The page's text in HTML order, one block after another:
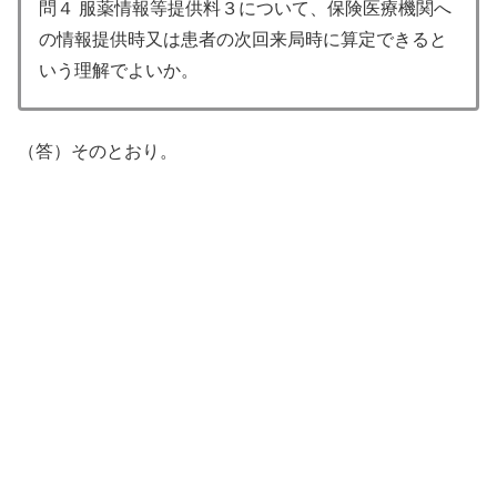
問４ 服薬情報等提供料３について、保険医療機関へ
の情報提供時又は患者の次回来局時に算定できると
いう理解でよいか。
（答）そのとおり。